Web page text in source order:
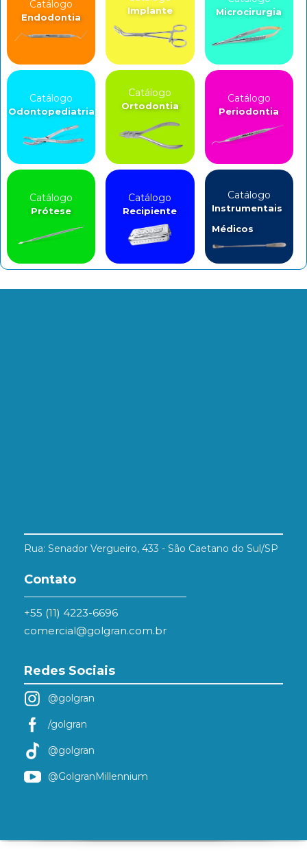
Catálogo
Endodontia
Implante Microcirurgia
Catálogo
Odontopediatria
Catálogo
Ortodontia
Catálogo
Periodontia
Catálogo
Prótese
Catálogo
Recipiente
Catálogo
Instrumentais
Médicos
Rua: Senador Vergueiro, 433 - São Caetano do Sul/SP
Contato
+55 (11) 4223-6696
comercial@golgran.com.br
Redes Sociais
@golgran
/golgran
@golgran
@GolgranMillennium